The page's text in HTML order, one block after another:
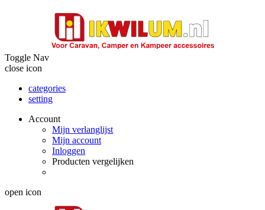
Toggle Nav
close icon
categories
setting
Account
Mijn verlanglijst
Mijn account
Inloggen
Producten vergelijken
open icon